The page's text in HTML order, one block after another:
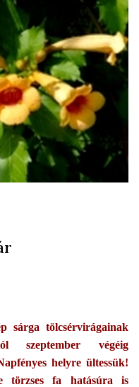
sárga tölcsérvirágainak
szeptember végéig
helyre ültessük!
törzses fa hatásúra is